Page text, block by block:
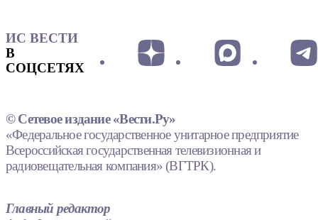
ИС ВЕСТИ
В
СОЦСЕТЯХ
© Сетевое издание «Вести.Ру»
«Федеральное государственное унитарное предприятие
Всероссийская государственная телевизионная и
радиовещательная компания» (ВГТРК).
Главный редактор